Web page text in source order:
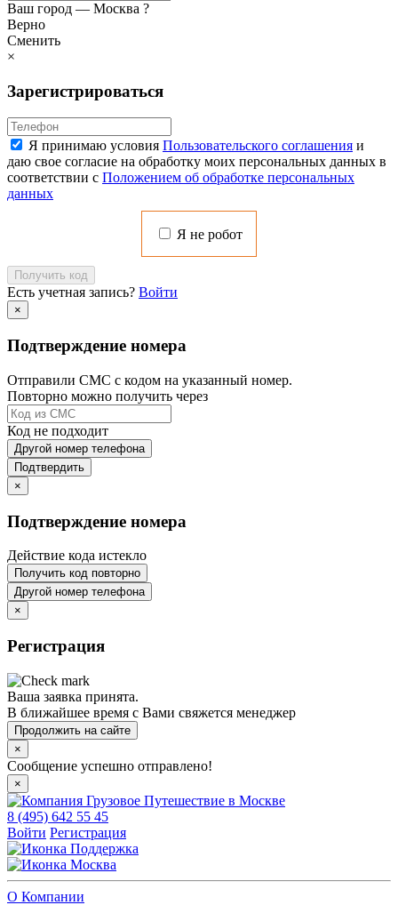
Ваш город — Москва ?
Верно
Сменить
×
Зарегистрироваться
Я принимаю условия Пользовательского соглашения и
даю свое согласие на обработку моих персональных данных в
соответствии с Положением об обработке персональных
данных
Я не робот
Получить код
Есть учетная запись? Войти
×
Подтверждение номера
Отправили СМС с кодом на указанный номер.
Повторно можно получить через
Код не подходит
Другой номер телефона
Подтвердить
×
Подтверждение номера
Действие кода истекло
Получить код повторно
Другой номер телефона
×
Регистрация
Ваша заявка принята.
В ближайшее время с Вами свяжется менеджер
Продолжить на сайте
×
Сообщение успешно отправлено!
×
8 (495) 642 55 45
Войти Регистрация
Поддержка
Москва
О Компании